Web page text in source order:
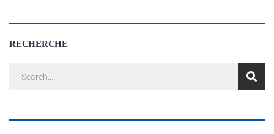
RECHERCHE